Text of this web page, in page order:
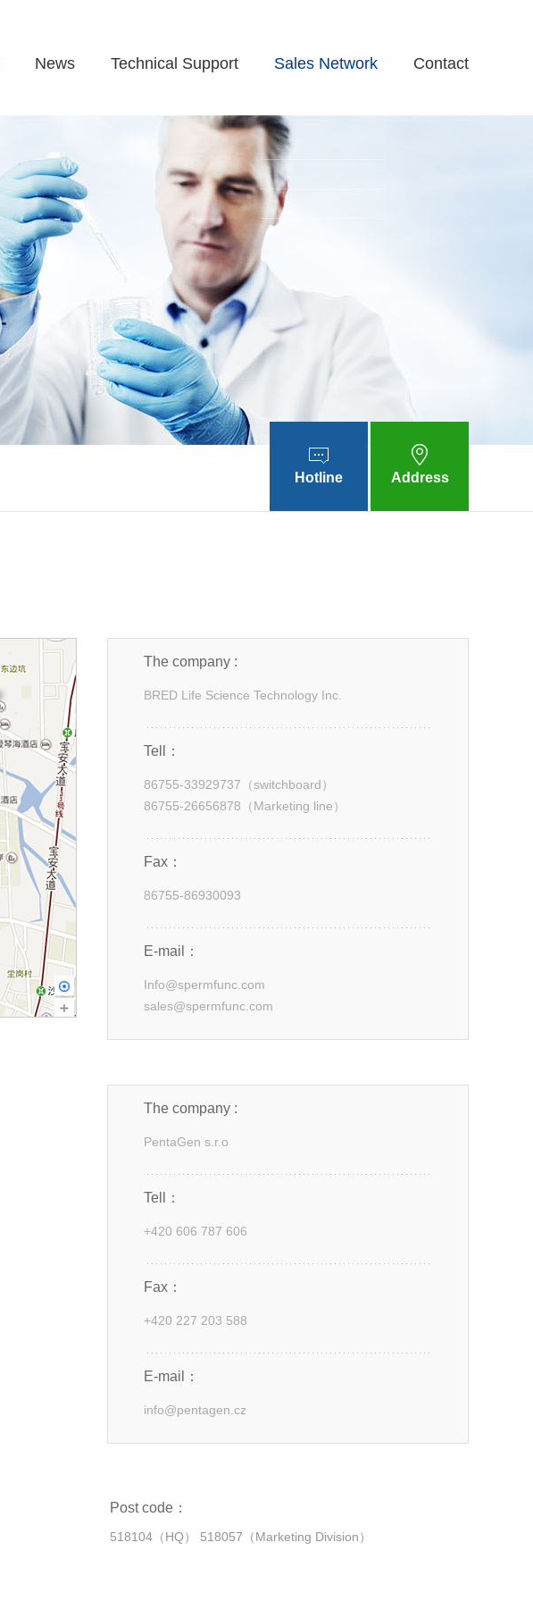
News Technical Support Sales Network Contact
Hotline Address
The company :
BRED Life Science Technology Inc.
Tell：
86755-33929737（switchboard）
86755-26656878（Marketing line）
Fax：
86755-86930093
E-mail：
Info@spermfunc.com
sales@spermfunc.com
The company :
PentaGen s.r.o
Tell：
+420 606 787 606
Fax：
+420 227 203 588
E-mail：
info@pentagen.cz
Post code：
518104（HQ） 518057（Marketing Division）